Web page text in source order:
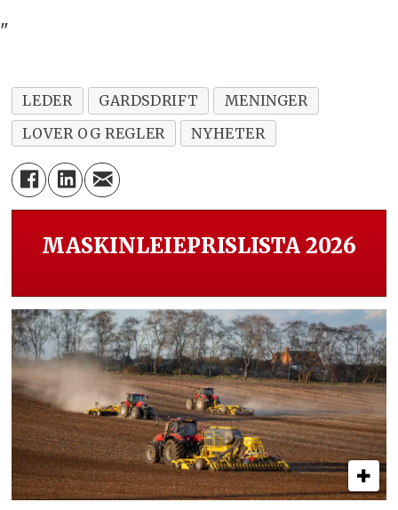
"
LEDER GARDSDRIFT
MENINGER
LOVER OG REGLER
NYHETER
MASKINLEIEPRISLISTA 2026